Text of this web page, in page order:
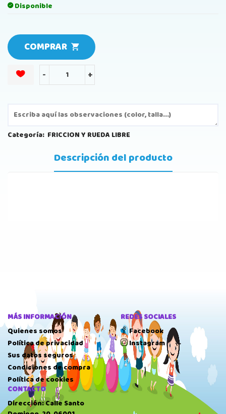
Disponible
COMPRAR
- +
Categoría: FRICCION Y RUEDA LIBRE
Descripción del producto
MÁS INFORMACIÓN
Quienes somos
Política de privacidad
Sus datos seguros
Condiciones de compra
Política de cookies
REDES SOCIALES
Facebook
Instagram
CONTACTO
Dirección: Calle Santo